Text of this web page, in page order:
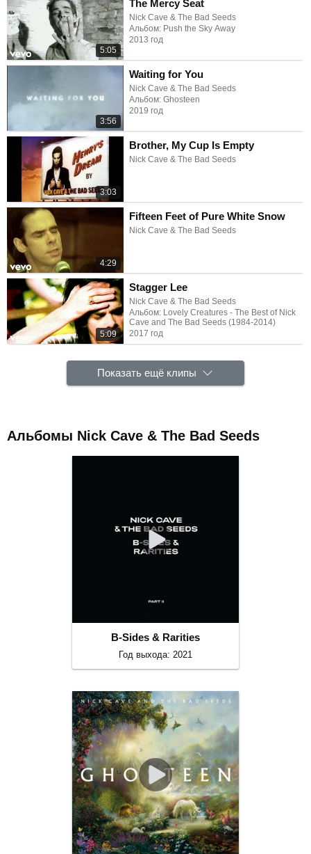
5:05
The Mercy Seat
Nick Cave & The Bad Seeds
Альбом: Push the Sky Away
2013 год
3:56
Waiting for You
Nick Cave & The Bad Seeds
Альбом: Ghosteen
2019 год
3:03
Brother, My Cup Is Empty
Nick Cave & The Bad Seeds
4:29
Fifteen Feet of Pure White Snow
Nick Cave & The Bad Seeds
5:09
Stagger Lee
Nick Cave & The Bad Seeds
Альбом: Lovely Creatures - The Best of Nick
Cave and The Bad Seeds (1984-2014)
2017 год
Показать ещё клипы
Альбомы Nick Cave & The Bad Seeds
B-Sides & Rarities
Год выхода: 2021